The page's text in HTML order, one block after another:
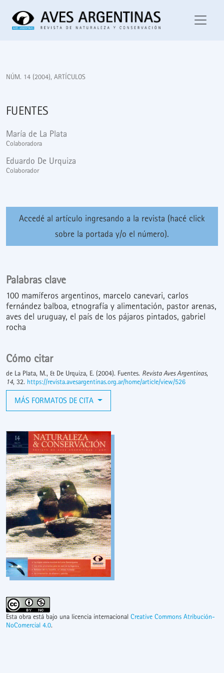
Fuentes
NÚM. 14 (2004), ARTÍCULOS
FUENTES
María de La Plata
Colaboradora
Eduardo De Urquiza
Colaborador
Palabras clave
100 mamíferos argentinos marcelo canevari carlos
fernández balboa etnografía y alimentación pastor arenas
aves del uruguay el país de los pájaros pintados gabriel
rocha
Cómo citar
de La Plata, M., & De Urquiza, E. (2004). Fuentes. Revista Aves Argentinas,
14, 32. https://revista.avesargentinas.org.ar/home/article/view/526
MÁS FORMATOS DE CITA
Accedé al artículo ingresando a la revista (hacé click
sobre la portada y/o el número).
Esta obra está bajo una licencia internacional Creative Commons Atribución-
NoComercial 4.0.